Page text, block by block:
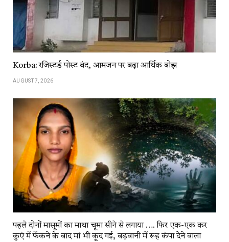
Korba: रजिस्टर्ड पोस्ट बंद, आमजन पर बढ़ा आर्थिक बोझ
AUGUST 7, 2026
पहले दोनों मासूमों का माथा चूमा सीने से लगाया …. फिर एक-एक कर
कुएं में फेंकने के बाद मां भी कूद गई, बड़वानी में रूह कंपा देने वाला